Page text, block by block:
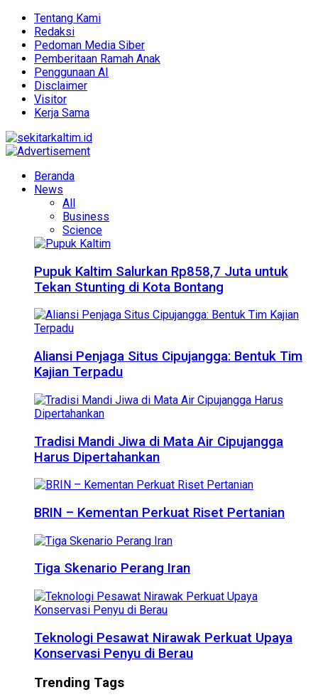
Tentang Kami
Redaksi
Pedoman Media Siber
Pemberitaan Ramah Anak
Penggunaan AI
Disclaimer
Visitor
Kerja Sama
Beranda
News
All
Business
Science
Pupuk Kaltim Salurkan Rp858,7 Juta untuk
Tekan Stunting di Kota Bontang
Aliansi Penjaga Situs Cipujangga: Bentuk Tim
Kajian Terpadu
Tradisi Mandi Jiwa di Mata Air Cipujangga
Harus Dipertahankan
BRIN – Kementan Perkuat Riset Pertanian
Tiga Skenario Perang Iran
Teknologi Pesawat Nirawak Perkuat Upaya
Konservasi Penyu di Berau
Trending Tags